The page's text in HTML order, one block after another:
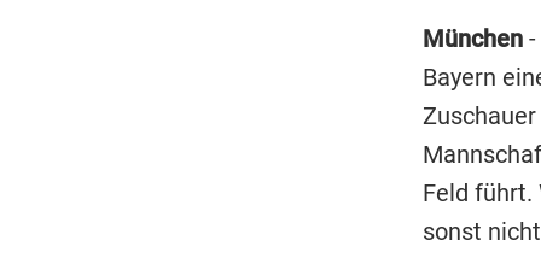
München-
Bayern
Feld führt.
sonst